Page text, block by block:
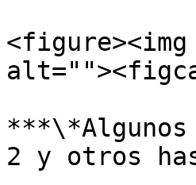
2 y otros